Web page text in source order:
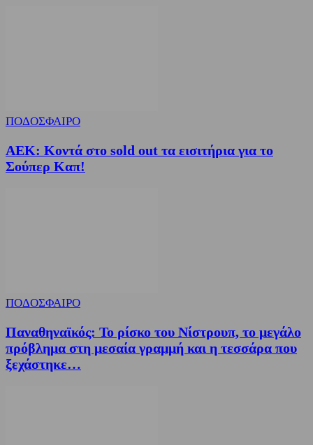
ΠΟΔΟΣΦΑΙΡΟ
ΑΕΚ: Κοντά στο sold out τα εισιτήρια για το
Σούπερ Καπ!
ΠΟΔΟΣΦΑΙΡΟ
Παναθηναϊκός: Το ρίσκο του Νίστρουπ, το μεγάλο
πρόβλημα στη μεσαία γραμμή και η τεσσάρα που
ξεχάστηκε…